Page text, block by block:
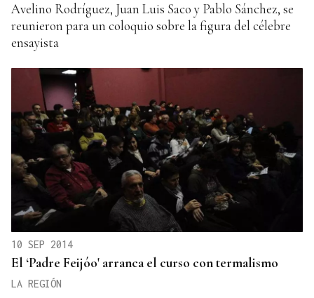
Avelino Rodríguez, Juan Luis Saco y Pablo Sánchez, se
reunieron para un coloquio sobre la figura del célebre
ensayista
10 SEP 2014
El ‘Padre Feijóo' arranca el curso con termalismo
LA REGIÓN